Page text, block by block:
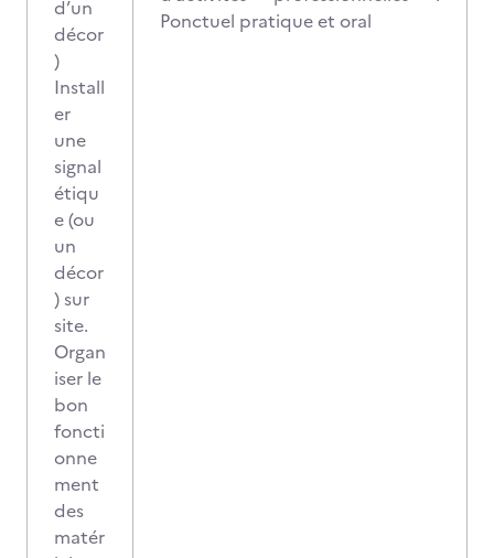
d’un
décor
)
Install
er
une
signal
étiqu
e (ou
un
décor
) sur
site.
Organ
iser le
bon
foncti
onne
ment
des
matér
Ponctuel pratique et oral